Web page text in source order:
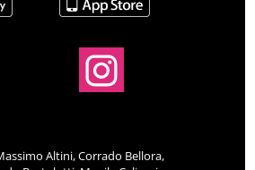
Altini, Corrado Bellora,